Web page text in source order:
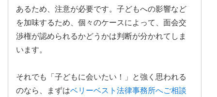
あるため、注意が必要です。子どもへの影響など
を加味するため、個々のケースによって、面会交
渉権が認められるかどうかは判断が分かれてしま
います。
それでも「子どもに会いたい！」と強く思われる
のなら、まずはベリーベスト法律事務所へご相談